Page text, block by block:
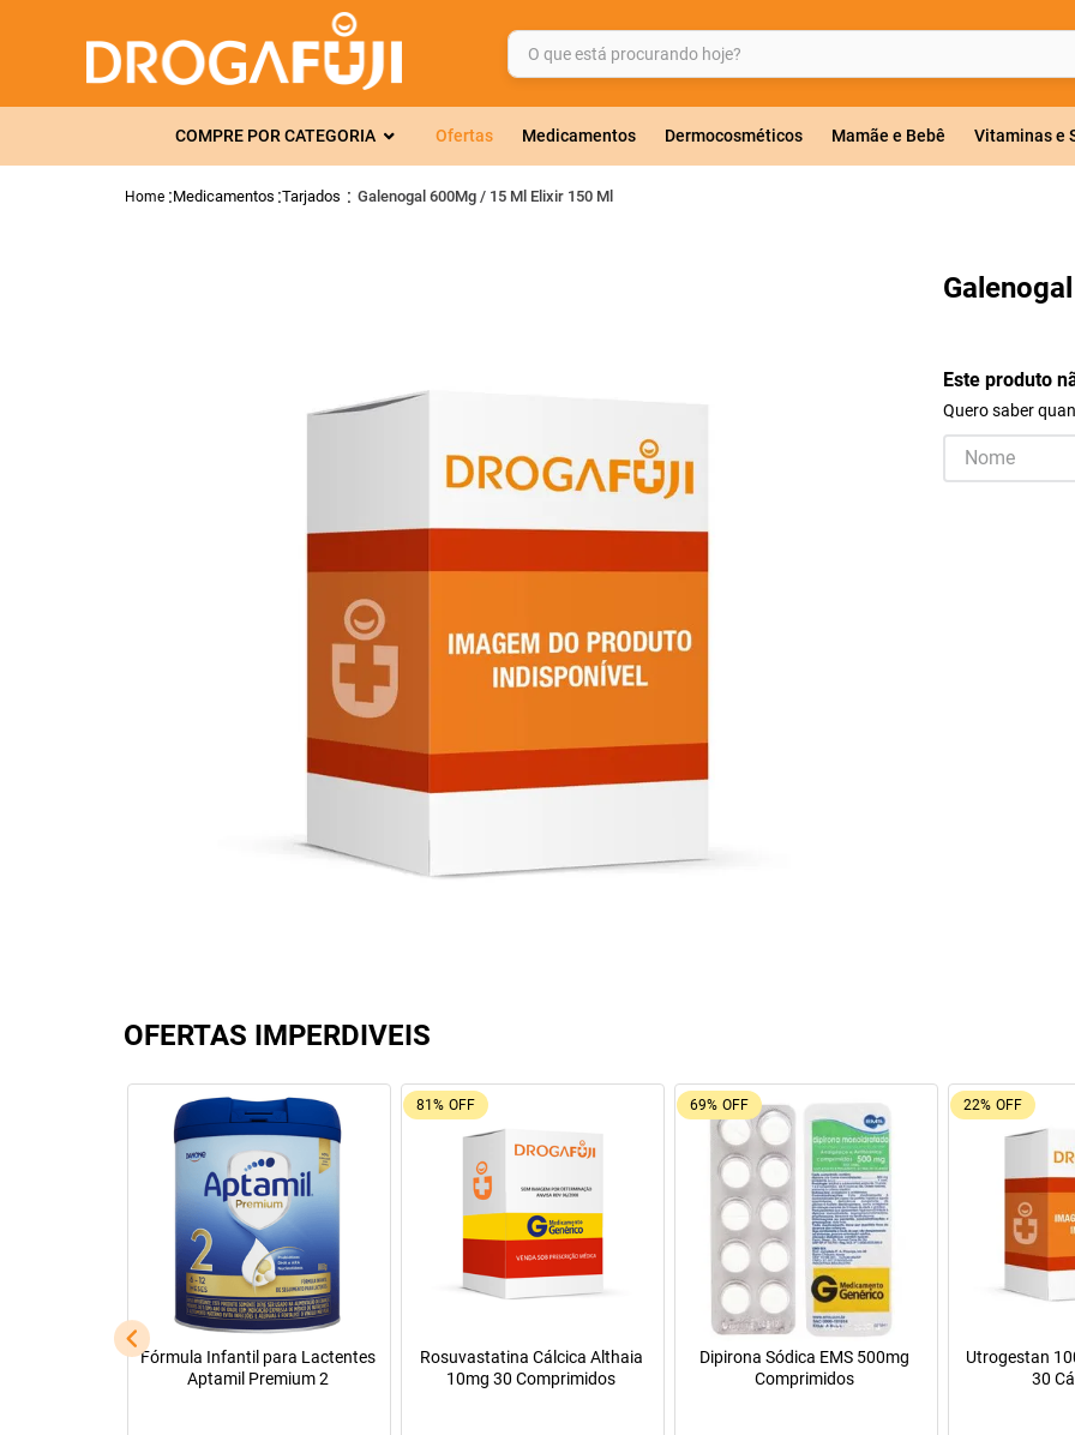
O que está procurando hoje?
COMPRE POR CATEGORIA Ofertas Medicamentos Dermocosméticos Mamãe e Bebê Vitaminas e
Medicamentos Tarjados Galenogal 600Mg / 15 Ml Elixir 150 Ml
Este produto
Quero saber
OFERTAS IMPERDIVEIS
OFF
Tadalafila Ems 5mg 30
comprimidos revestidos
26% OFF
Leve + Pague -
Pregomin Fórmula Infantil para
Lactentes Pepti 400g
9% OFF
Oferta do Mês
Máscara de Tratamento Lola
Cosmetics Morte Súbita 450g
55% OFF
Resfenol com
TERMOS MAIS BUSCADOS
2º
gelmax
7º
tadalafila
10º soro fisiológico